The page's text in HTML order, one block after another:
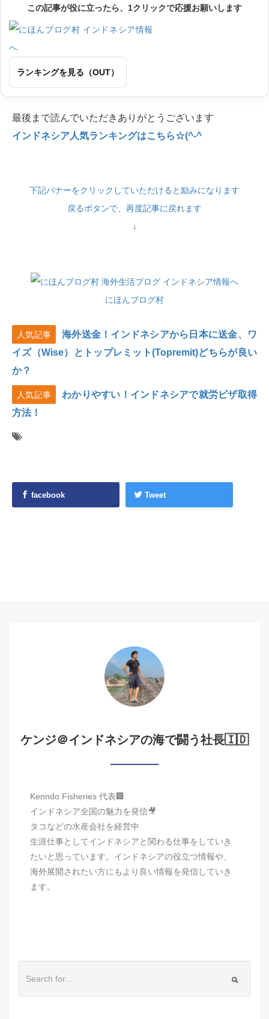
この記事が役に立ったら、1クリックで応援お願いします
ランキングを見る（OUT）
最後まで読んでいただきありがとうございます
インドネシア人気ランキングはこちら☆(^-^
下記バナーをクリックしていただけると励みになります
戻るボタンで、再度記事に戻れます
↓
にほんブログ村
人気記事
海外送金！インドネシアから日本に送金、ワ
イズ（Wise）とトップレミット(Topremit)どちらが良い
か？
人気記事
わかりやすい！インドネシアで就労ビザ取得
方法！
facebook Tweet
ケンジ＠インドネシアの海で闘う社長🇮🇩
Kenndo Fisheries 代表🏢
インドネシア全国の魅力を発信🎥
タコなどの水産会社を経営中
生涯仕事としてインドネシアと関わる仕事をしていき
たいと思っています。インドネシアの役立つ情報や、
海外展開されたい方にもより良い情報を発信していき
ます。